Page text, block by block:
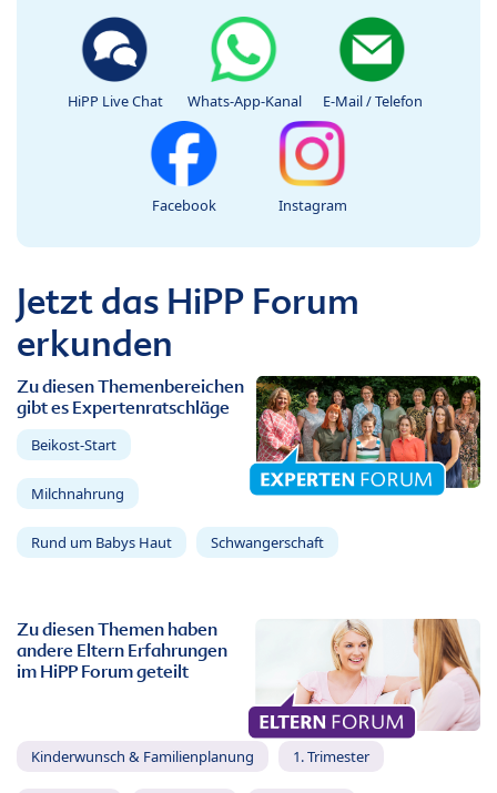
HiPP Live Chat Whats-App-Kanal E-Mail / Telefon
Facebook Instagram
Jetzt das HiPP Forum
erkunden
Zu diesen Themenbereichen
gibt es Expertenratschläge
Beikost-Start
Milchnahrung
Rund um Babys Haut Schwangerschaft
Zu diesen Themen haben
andere Eltern Erfahrungen
im HiPP Forum geteilt
Kinderwunsch & Familienplanung 1. Trimester